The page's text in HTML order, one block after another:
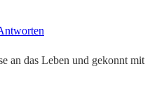
an das Leben und gekonnt mit